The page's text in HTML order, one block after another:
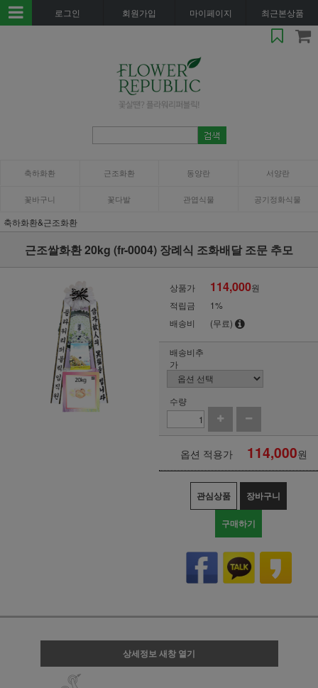
로그인 회원가입 마이페이지 최근본상품
축하화환 근조화환 동양란 서양란
꽃바구니 꽃다발 관엽식물 공기정화식물
축하화환&근조화환
근조쌀화환 20kg (fr-0004) 장례식 조화배달 조문 추모
상품가 114,000원
적립금
1%
배송비
(무료)
배송비추
가
수량
옵션 적용가 114,000원
관심상품 장바구니
구매하기
상세정보 새창 열기